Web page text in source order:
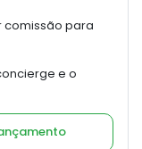
comissão para
e o